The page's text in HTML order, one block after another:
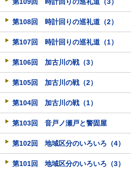
第108回 時計回りの巡礼道（2）
第107回 時計回りの巡礼道（1）
第106回 加古川の戦（3）
第105回 加古川の戦（2）
第104回 加古川の戦（1）
第103回 音戸ノ瀬戸と警固屋
第102回 地域区分のいろいろ（4）
第101回 地域区分のいろいろ（3）